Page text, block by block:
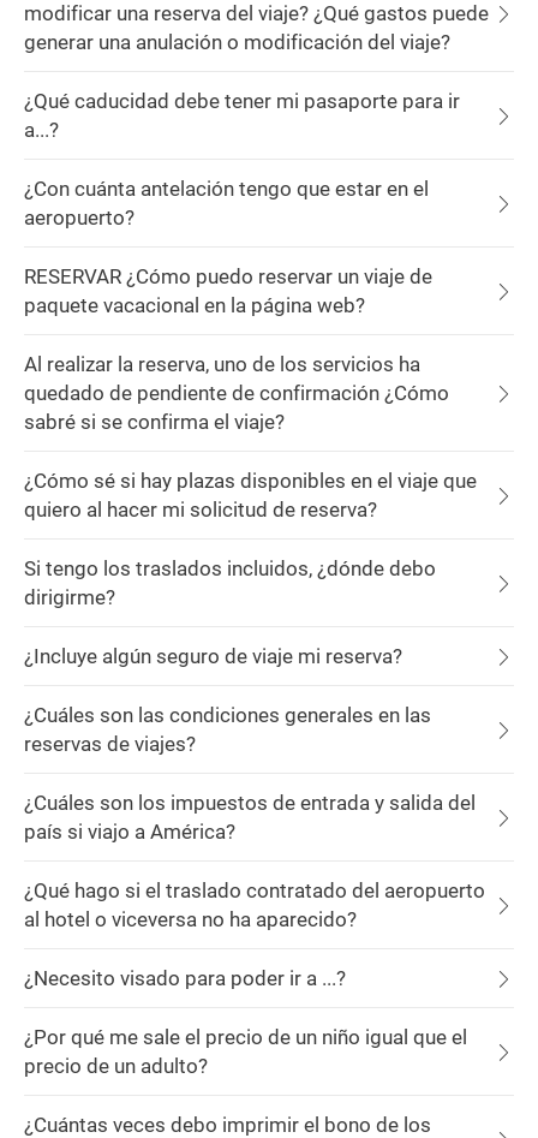
modificar una reserva del viaje? ¿Qué gastos puede
generar una anulación o modificación del viaje?
¿Qué caducidad debe tener mi pasaporte para ir
a...?
¿Con cuánta antelación tengo que estar en el
aeropuerto?
RESERVAR ¿Cómo puedo reservar un viaje de
paquete vacacional en la página web?
Al realizar la reserva, uno de los servicios ha
quedado de pendiente de confirmación ¿Cómo
sabré si se confirma el viaje?
¿Cómo sé si hay plazas disponibles en el viaje que
quiero al hacer mi solicitud de reserva?
Si tengo los traslados incluidos, ¿dónde debo
dirigirme?
¿Incluye algún seguro de viaje mi reserva?
¿Cuáles son las condiciones generales en las
reservas de viajes?
¿Cuáles son los impuestos de entrada y salida del
país si viajo a América?
¿Qué hago si el traslado contratado del aeropuerto
al hotel o viceversa no ha aparecido?
¿Necesito visado para poder ir a ...?
¿Por qué me sale el precio de un niño igual que el
precio de un adulto?
¿Cuántas veces debo imprimir el bono de los